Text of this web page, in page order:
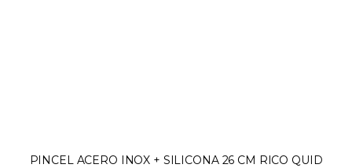
PINCEL ACERO INOX + SILICONA 26 CM RICO QUID